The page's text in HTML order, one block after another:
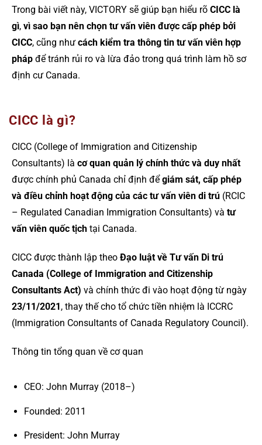
Trong bài viết này, VICTORY sẽ giúp bạn hiểu rõ CICC là
gì, vì sao bạn nên chọn tư vấn viên được cấp phép bởi
CICC, cũng như cách kiểm tra thông tin tư vấn viên hợp
pháp để tránh rủi ro và lừa đảo trong quá trình làm hồ sơ
định cư Canada.
CICC là gì?
CICC (College of Immigration and Citizenship
Consultants) là cơ quan quản lý chính thức và duy nhất
được chính phủ Canada chỉ định để giám sát, cấp phép
và điều chỉnh hoạt động của các tư vấn viên di trú (RCIC
– Regulated Canadian Immigration Consultants) và tư
vấn viên quốc tịch tại Canada.
CICC được thành lập theo Đạo luật về Tư vấn Di trú
Canada (College of Immigration and Citizenship
Consultants Act) và chính thức đi vào hoạt động từ ngày
23/11/2021 , thay thế cho tổ chức tiền nhiệm là ICCRC
(Immigration Consultants of Canada Regulatory Council).
Thông tin tổng quan về cơ quan
CEO: John Murray (2018–)
Founded: 2011
President: John Murray